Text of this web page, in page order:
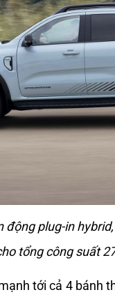
động plug-in
tổng công suất
tới cả 4 bánh